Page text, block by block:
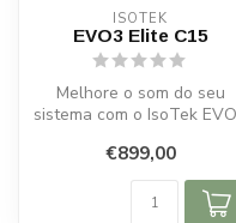
ISOTEK
EVO3 Elite C15
Melhore o som do seu
sistema com o IsoTek
puro e i...
€899,00